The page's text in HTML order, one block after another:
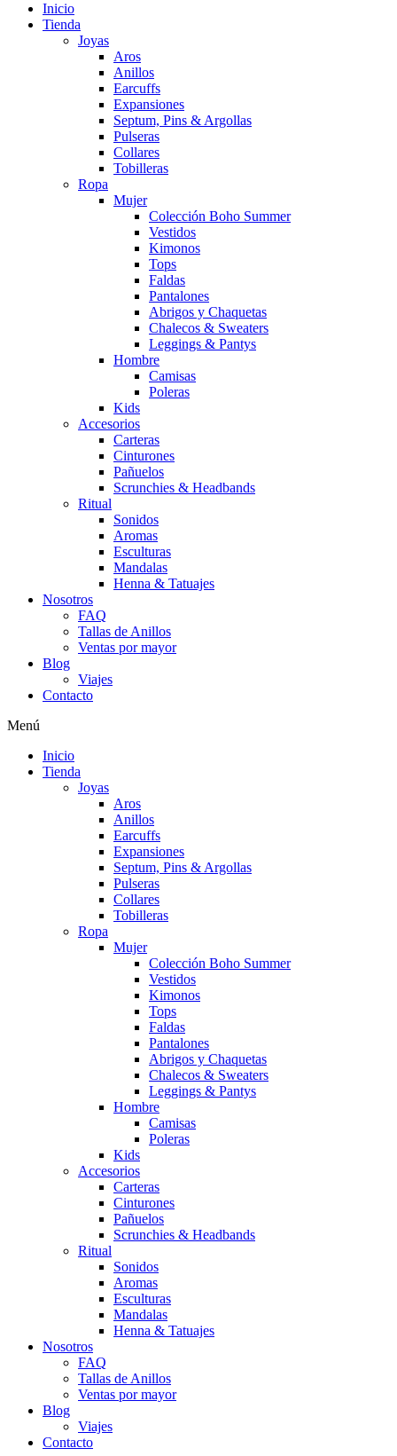
Inicio
Tienda
Joyas
Aros
Anillos
Earcuffs
Expansiones
Septum, Pins & Argollas
Pulseras
Collares
Tobilleras
Ropa
Mujer
Colección Boho Summer
Vestidos
Kimonos
Tops
Faldas
Pantalones
Abrigos y Chaquetas
Chalecos & Sweaters
Leggings & Pantys
Hombre
Camisas
Poleras
Kids
Accesorios
Carteras
Cinturones
Pañuelos
Scrunchies & Headbands
Ritual
Sonidos
Aromas
Esculturas
Mandalas
Henna & Tatuajes
Nosotros
FAQ
Tallas de Anillos
Ventas por mayor
Blog
Viajes
Contacto
Menú
Inicio
Tienda
Joyas
Aros
Anillos
Earcuffs
Expansiones
Septum, Pins & Argollas
Pulseras
Collares
Tobilleras
Ropa
Mujer
Colección Boho Summer
Vestidos
Kimonos
Tops
Faldas
Pantalones
Abrigos y Chaquetas
Chalecos & Sweaters
Leggings & Pantys
Hombre
Camisas
Poleras
Kids
Accesorios
Carteras
Cinturones
Pañuelos
Scrunchies & Headbands
Ritual
Sonidos
Aromas
Esculturas
Mandalas
Henna & Tatuajes
Nosotros
FAQ
Tallas de Anillos
Ventas por mayor
Blog
Viajes
Contacto